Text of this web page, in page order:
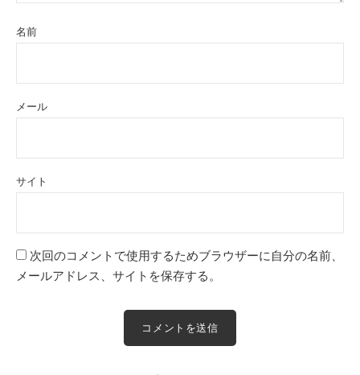
名前
メール
サイト
次回のコメントで使用するためブラウザーに自分の名前、
メールアドレス、サイトを保存する。